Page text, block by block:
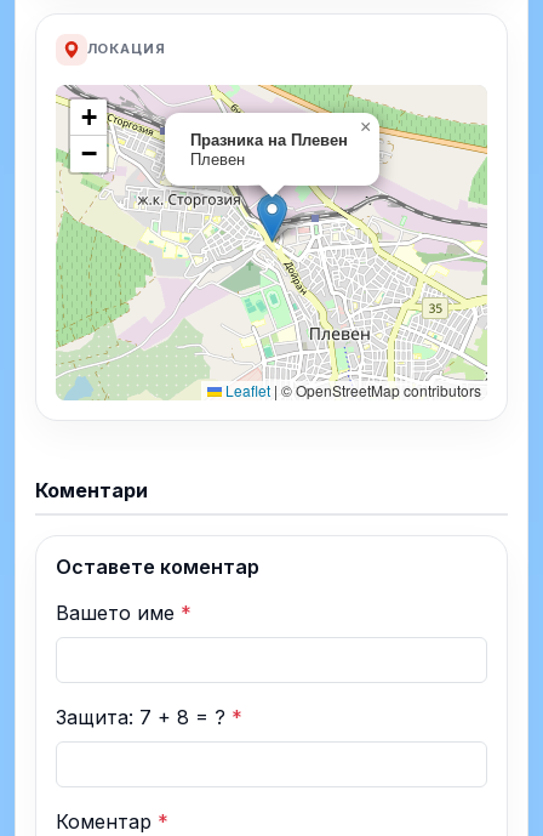
ЛОКАЦИЯ
Празника на Плевен
Плевен
×
+
−
Leaflet | © OpenStreetMap contributors
Коментари
Оставете коментар
Вашето име *
Защита: 7 + 8 = ? *
Коментар *